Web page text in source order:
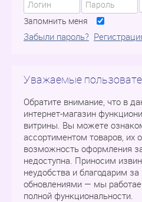
Запомнить меня
Забыли пароль?
Уважаемые
Обратите внимание, что в
интернет-магазин
витрины. Вы можете
ассортиментом товаров, их
возможность оформления
недоступна. Приносим
неудобства и благодарим
обновлениями — мы
полной функциональности.